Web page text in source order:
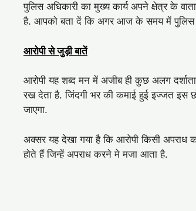
पुलिस अधिकारी का मुख्य कार्य अपने क्षेत्र के
है. आपको बता दें कि अगर आज के समय में पुलिस
आरोपी से जुड़ी बातें
आरोपी यह शब्द मन में अजीब ही कुछ अलग
रख देता है. जिंदगी भर की कमाई हुई इज्जत इस
जाएगा.
अक्सर यह देखा गया है कि आरोपी किसी अपराध
होते हैं जिन्हें अपराध करने मे मजा आता है.